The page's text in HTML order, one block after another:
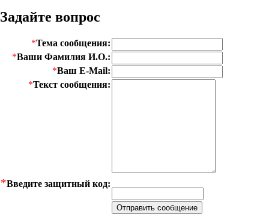
Задайте вопрос
*Тема сообщения:
*Ваши Фамилия И.О.:
*Ваш E-Mail:
*Текст сообщения:
*Введите защитный код: